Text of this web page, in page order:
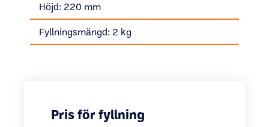
Höjd: 220 mm
Fyllningsmängd: 2 kg
Pris för fyllning